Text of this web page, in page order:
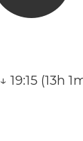
19:15 (13h